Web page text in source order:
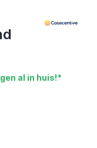
al in huis!*